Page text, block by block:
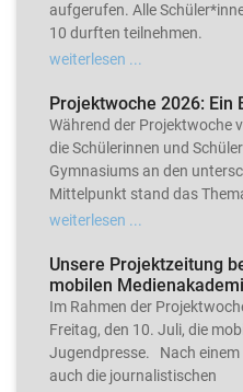
aufgerufen. Alle
10 durften teilnehmen.
weiterlesen ...
Projektwoche 2026: Ein
Während der Projektwoche
die Schülerinnen und
Gymnasiums an den
Mittelpunkt stand das
weiterlesen ...
Unsere Projektzeitung
mobilen
Im Rahmen der
Freitag, den 10. Juli, die
Jugendpresse. Nach einem
auch die journalistischen